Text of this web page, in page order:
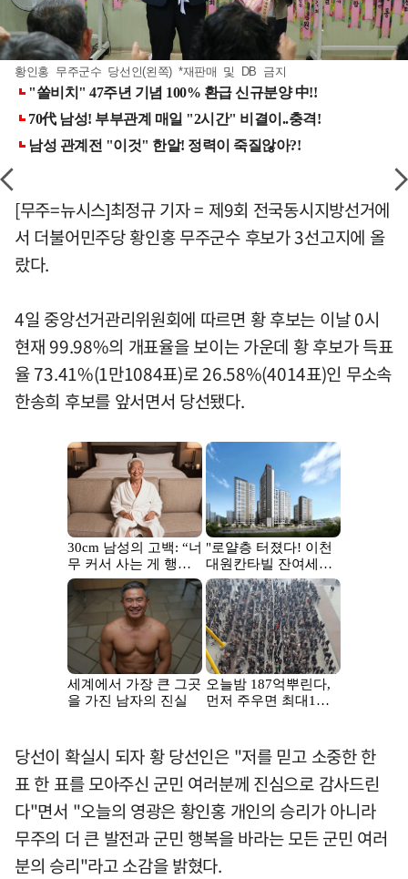
황인홍 무주군수 당선인(왼쪽) *재판매 및 DB 금지
[무주=뉴시스]최정규 기자 = 제9회 전국동시지방선거에
서 더불어민주당 황인홍 무주군수 후보가 3선고지에 올
랐다.
4일 중앙선거관리위원회에 따르면 황 후보는 이날 0시
현재 99.98%의 개표율을 보이는 가운데 황 후보가 득표
율 73.41%(1만1084표)로 26.58%(4014표)인 무소속
한송희 후보를 앞서면서 당선됐다.
당선이 확실시 되자 황 당선인은 "저를 믿고 소중한 한
표 한 표를 모아주신 군민 여러분께 진심으로 감사드린
다"면서 "오늘의 영광은 황인홍 개인의 승리가 아니라
무주의 더 큰 발전과 군민 행복을 바라는 모든 군민 여러
분의 승리"라고 소감을 밝혔다.